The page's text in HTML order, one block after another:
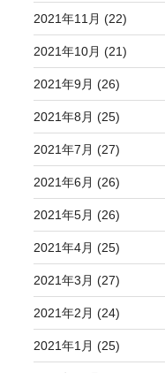
2021年11月 (22)
2021年10月 (21)
2021年9月 (26)
2021年8月 (25)
2021年7月 (27)
2021年6月 (26)
2021年5月 (26)
2021年4月 (25)
2021年3月 (27)
2021年2月 (24)
2021年1月 (25)